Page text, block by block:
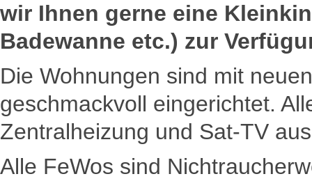
wir Ihnen gerne eine
Badewanne etc.) zur
Die Wohnungen sind mit
geschmackvoll eingerichtet.
Zentralheizung und Sat-TV
Alle FeWos sind